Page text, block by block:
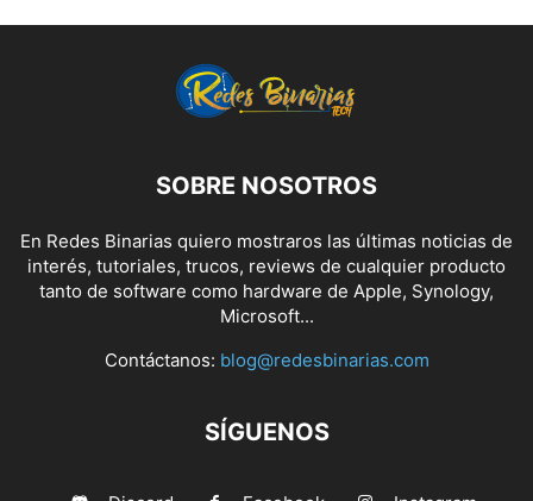
SOBRE NOSOTROS
En Redes Binarias quiero mostraros las últimas noticias de
interés, tutoriales, trucos, reviews de cualquier producto
tanto de software como hardware de Apple, Synology,
Microsoft...
Contáctanos: blog@redesbinarias.com
SÍGUENOS